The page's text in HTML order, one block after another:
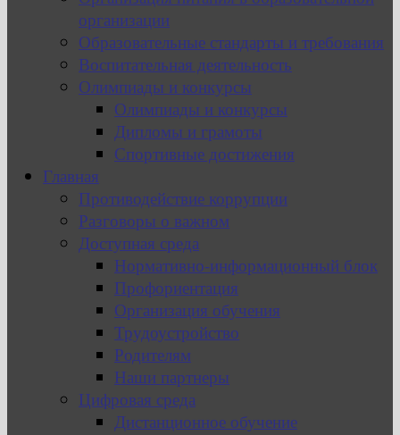
организации
Образовательные стандарты и требования
Воспитательная деятельность
Олимпиады и конкурсы
Олимпиады и конкурсы
Дипломы и грамоты
Спортивные достижения
Главная
Противодействие коррупции
Разговоры о важном
Доступная среда
Нормативно-информационный блок
Профориентация
Организация обучения
Трудоустройство
Родителям
Наши партнеры
Цифровая среда
Дистанционное обучение